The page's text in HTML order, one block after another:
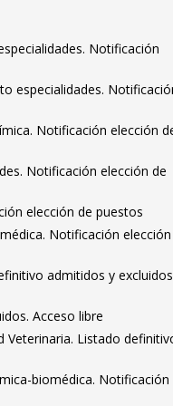
Notificación
especialidades.
Notificación elección
Notificación elección de
elección de puestos
Notificación
admitidos y
Acceso libre
Veterinaria. Listado
biomédica. Notificación